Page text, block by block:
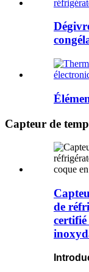
Capteur de
de
certifié